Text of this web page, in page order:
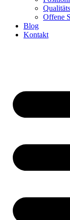
Offene
Blog
Kontakt